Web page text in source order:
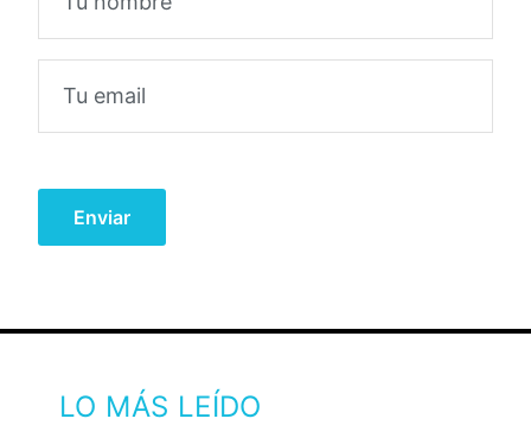
LO MÁS LEÍDO